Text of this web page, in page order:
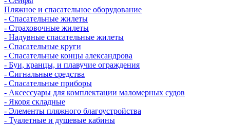
Пляжное и спасательное оборудование
- Спасательные жилеты
- Страховочные жилеты
- Надувные спасательные жилеты
- Спасательные круги
- Спасательные концы александрова
- Буи, кранцы, и плавучие ограждения
- Сигнальные средства
- Спасательные приборы
- Аксессуары для комплектации маломерных судов
- Якоря складные
- Элементы пляжного благоустройства
- Туалетные и душевые кабины